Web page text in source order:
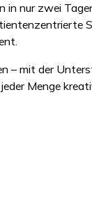
in nur zwei
– mit der
Menge